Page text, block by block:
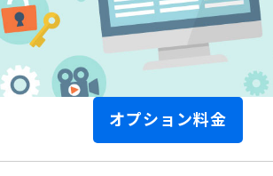
オプション料金